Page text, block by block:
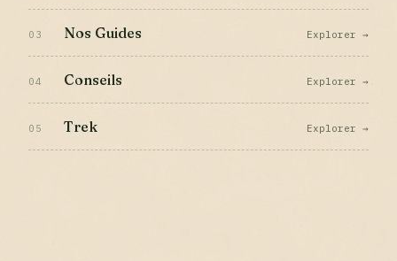
03 Nos Guides Explorer →
04 Conseils Explorer →
05 Trek Explorer →